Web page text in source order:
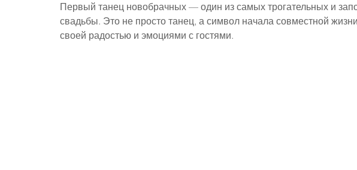
Первый танец новобрачных — один из самых трогательных и
свадьбы. Это не просто танец, а символ начала совместной
своей радостью и эмоциями с гостями.